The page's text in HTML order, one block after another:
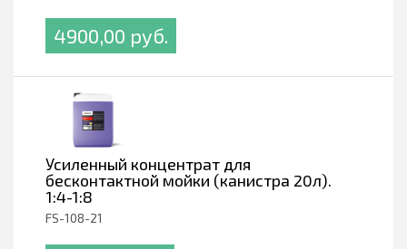
4900,00 pуб.
Усиленный концентрат для
бесконтактной мойки (канистра 20л).
1:4-1:8
FS-108-21